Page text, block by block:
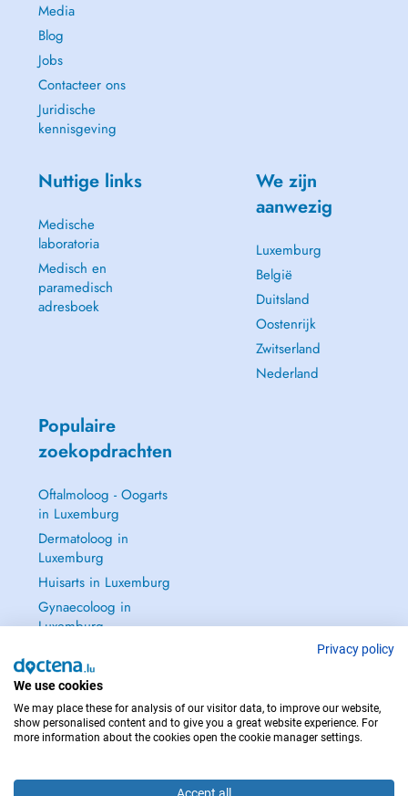
Media
Blog
Jobs
Contacteer ons
Juridische
kennisgeving
Nuttige links
Medische
laboratoria
Medisch en
paramedisch
adresboek
We zijn
aanwezig
Luxemburg
België
Duitsland
Oostenrijk
Zwitserland
Nederland
Populaire
zoekopdrachten
Oftalmoloog - Oogarts
in Luxemburg
Dermatoloog in
Luxemburg
Huisarts in Luxemburg
Gynaecoloog in
Luxemburg
NEEM IN GEVAL VAN NOOD CONTACT OP MET : 112
Privacy policy
We use cookies
We may place these for analysis of our visitor data, to improve our website,
show personalised content and to give you a great website experience. For
more information about the cookies open the cookie manager settings.